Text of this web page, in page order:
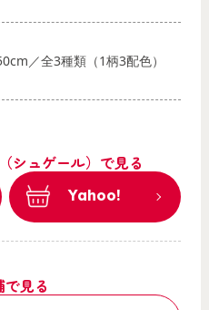
／全3種類（1柄3配色）
シュゲール）で見る
Yahoo!
で見る